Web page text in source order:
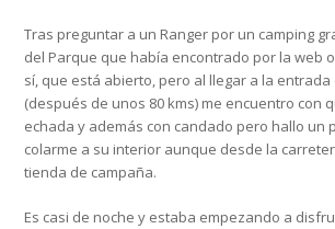
Tras preguntar a un Ranger por un camping
del Parque que había encontrado por la web
sí, que está abierto, pero al llegar a la entrada
(después de unos 80 kms) me encuentro con
echada y además con candado pero hallo un
colarme a su interior aunque desde la
tienda de campaña.
Es casi de noche y estaba empezando a